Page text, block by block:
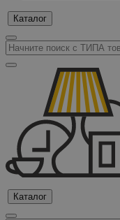
Каталог
Каталог